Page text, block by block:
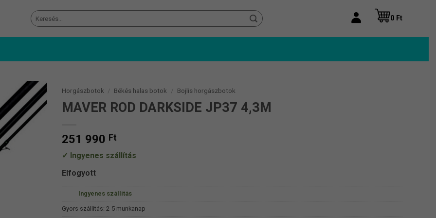
Keresés
a
0 Ft
Horgászbotok / Békés halas botok / Bojlis horgászbotok
MAVER ROD DARKSIDE JP37 4,3M
251 990 Ft
Ingyenes szállítás
Elfogyott
Ingyenes szállítás
Gyors szállítás: 2-5 munkanap